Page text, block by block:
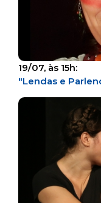
19/07, às 15h:
"Lendas e